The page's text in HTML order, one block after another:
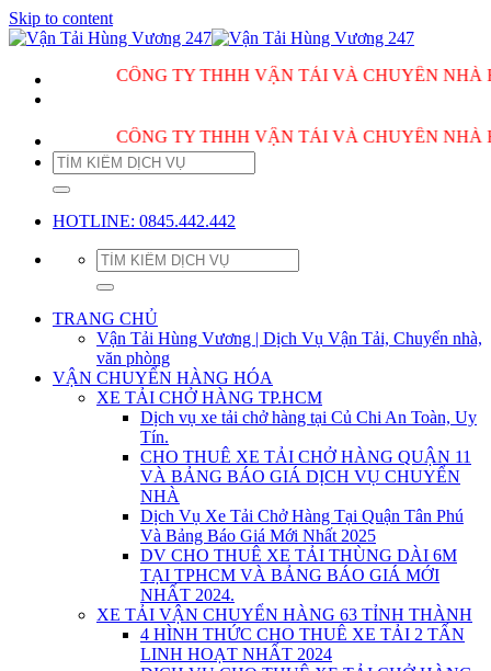
Skip to content
CÔNG TY THHH VẬN TẢI VÀ CHUYỂN NHÀ HÙNG
CÔNG TY THHH VẬN TẢI VÀ CHUYỂN NHÀ HÙNG
HOTLINE: 0845.442.442
TRANG CHỦ
Vận Tải Hùng Vương | Dịch Vụ Vận Tải, Chuyển nhà,
văn phòng
VẬN CHUYỂN HÀNG HÓA
XE TẢI CHỞ HÀNG TP.HCM
Dịch vụ xe tải chở hàng tại Củ Chi An Toàn, Uy
Tín.
CHO THUÊ XE TẢI CHỞ HÀNG QUẬN 11
VÀ BẢNG BÁO GIÁ DỊCH VỤ CHUYỂN
NHÀ
Dịch Vụ Xe Tải Chở Hàng Tại Quận Tân Phú
Và Bảng Báo Giá Mới Nhất 2025
DV CHO THUÊ XE TẢI THÙNG DÀI 6M
TẠI TPHCM VÀ BẢNG BÁO GIÁ MỚI
NHẤT 2024.
XE TẢI VẬN CHUYỂN HÀNG 63 TỈNH THÀNH
4 HÌNH THỨC CHO THUÊ XE TẢI 2 TẤN
LINH HOẠT NHẤT 2024